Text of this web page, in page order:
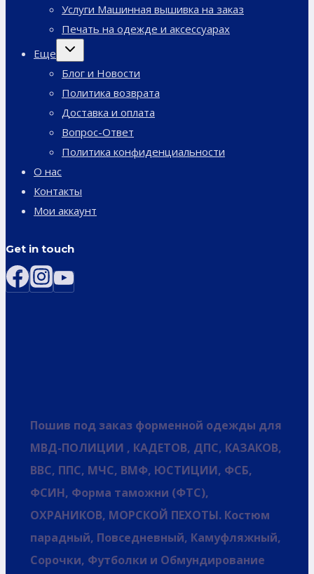
Услуги Машинная вышивка на заказ
Печать на одежде и аксессуарах
Еще
Переключить
дочернее
Блог и Новости
Политика возврата
Доставка и оплата
Вопрос-Ответ
Политика конфиденциальности
О нас
Контакты
Мои аккаунт
Get in touch
Пошив под заказ форменной одежды для
МВД-ПОЛИЦИИ , КАДЕТОВ, ДПС, КАЗАКОВ,
ВВС, ППС, МЧС, ВМФ, ЮСТИЦИИ, ФСБ,
ФСИН, Форма таможни (ФТС),
ОХРАНИКОВ, МОРСКОЙ ПЕХОТЫ. Костюм
парадный, Повседневный, Камуфляжный,
Сорочки, Футболки и Обмундирование